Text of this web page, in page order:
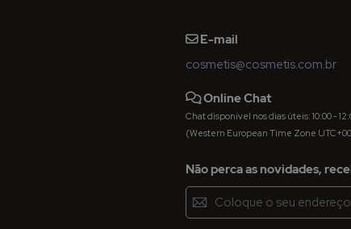
E-mail
cosmetis@cosmetis.com.br
Online Chat
Chat disponível nos dias úteis: 10:00 -
(Western European Time Zone
Não perca as novidades,
Inscreva-
se